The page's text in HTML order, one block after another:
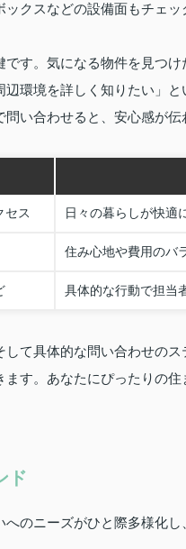
クスなどの設備面もチェ
す。気になる物件を見つ
環境を詳しく知りたい」
い合わせると、安心感が伝
セス 日々の暮らしが快適
住み心地や費用のバ
具体的な行動で担当
て具体的な問い合わせの
す。あなたにぴったりの
ド
のニーズがひと際多様化